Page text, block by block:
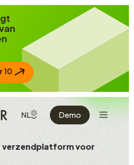
10
Demo
NL
TOON BESCHIKBARE TALEN
Toon de
voor